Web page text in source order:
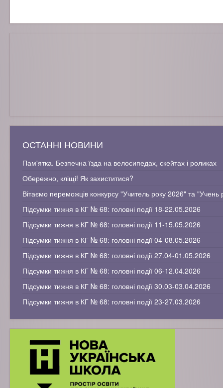
ОСТАННІ НОВИНИ
Пам'ятка. Безпечна їзда на велосипедах, скейтах і роликах
Обережно, кліщі! Як захиститися?
Вітаємо переможців конкурсу "Учитель року 2026" та "Учень
Підсумки тижня в КГ № 68: головні події 18-22.05.2026
Підсумки тижня в КГ № 68: головні події 11-15.05.2026
Підсумки тижня в КГ № 68: головні події 04-08.05.2026
Підсумки тижня в КГ № 68: головні події 27.04-01.05.2026
Підсумки тижня в КГ № 68: головні події 06-12.04.2026
Підсумки тижня в КГ № 68: головні події 30.03-03.04.2026
Підсумки тижня в КГ № 68: головні події 23-27.03.2026